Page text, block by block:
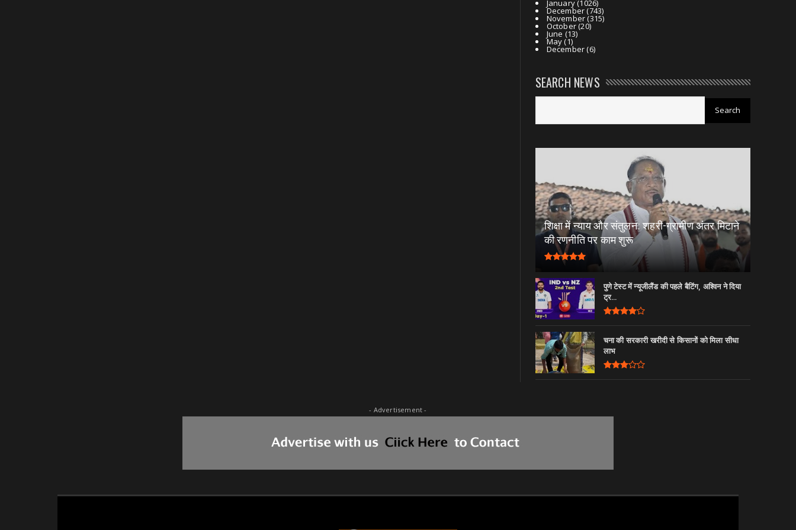
January(1026)
December(743)
November(315)
October(20)
June (13)
May(1)
December(6)
SEARCH NEWS
शिक्षा में न्याय और संतुलन: शहरी-ग्रामीण अंतर मिटाने
की रणनीति पर काम शुरू
पुणे टेस्ट में न्यूजीलैंड की पहले बैटिंग, अश्विन ने दिया
ट्र...
चना की सरकारी खरीदी से किसानों को मिला सीधा
लाभ
- Advertisement -